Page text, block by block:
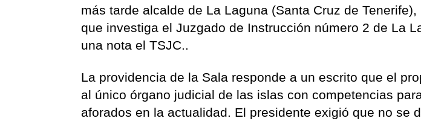
más tarde alcalde de La Laguna (Santa Cruz de
que investiga el Juzgado de Instrucción número 2 de La
una nota el TSJC..
La providencia de la Sala responde a un escrito que el
al único órgano judicial de las islas con competencias
aforados en la actualidad. El presidente exigió que no se